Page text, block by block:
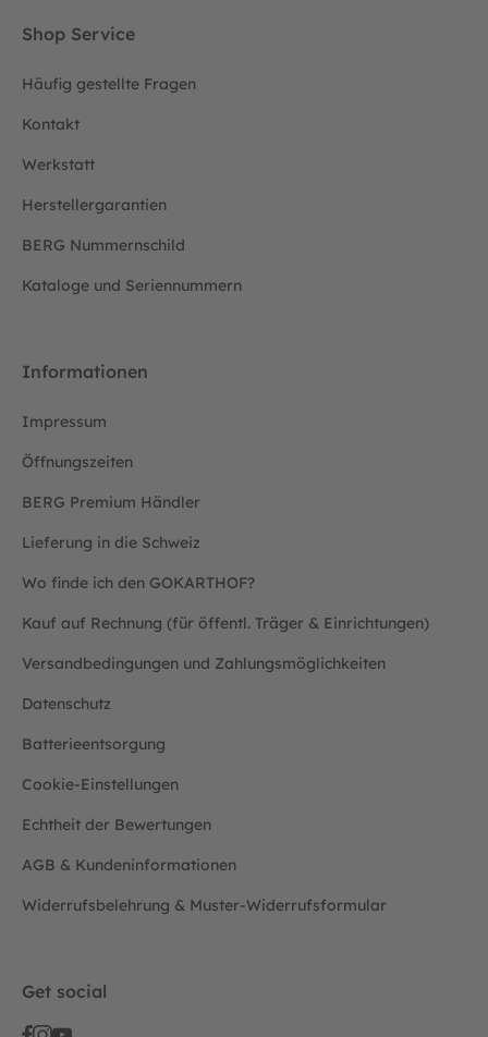
Shop Service
Häufig gestellte Fragen
Kontakt
Werkstatt
Herstellergarantien
BERG Nummernschild
Kataloge und Seriennummern
Informationen
Impressum
Öffnungszeiten
BERG Premium Händler
Lieferung in die Schweiz
Wo finde ich den GOKARTHOF?
Kauf auf Rechnung (für öffentl. Träger & Einrichtungen)
Versandbedingungen und Zahlungsmöglichkeiten
Datenschutz
Batterieentsorgung
Cookie-Einstellungen
Echtheit der Bewertungen
AGB & Kundeninformationen
Widerrufsbelehrung & Muster-Widerrufsformular
Get social